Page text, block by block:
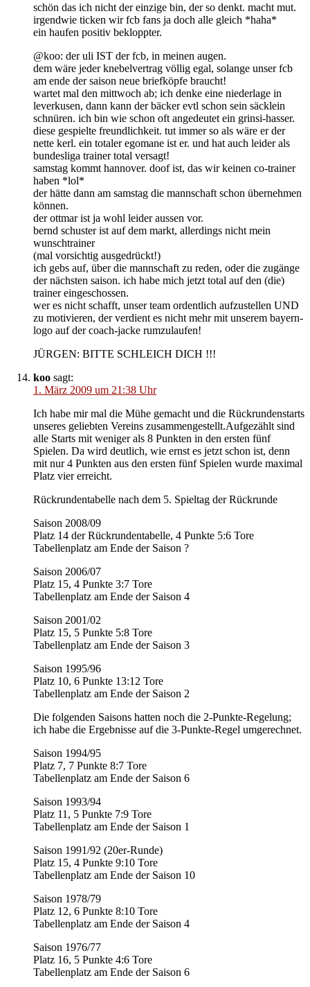
schön das ich nicht der einzige bin, der so denkt. macht mut.
irgendwie ticken wir fcb fans ja doch alle gleich *haha*
ein haufen positiv bekloppter.
@koo: der uli IST der fcb, in meinen augen.
dem wäre jeder knebelvertrag völlig egal, solange unser fcb
am ende der saison neue briefköpfe braucht!
wartet mal den mittwoch ab; ich denke eine niederlage in
leverkusen, dann kann der bäcker evtl schon sein säcklein
schnüren. ich bin wie schon oft angedeutet ein grinsi-hasser.
diese gespielte freundlichkeit. tut immer so als wäre er der
nette kerl. ein totaler egomane ist er. und hat auch leider als
bundesliga trainer total versagt!
samstag kommt hannover. doof ist, das wir keinen co-trainer
haben *lol*
der hätte dann am samstag die mannschaft schon übernehmen
können.
der ottmar ist ja wohl leider aussen vor.
bernd schuster ist auf dem markt, allerdings nicht mein
wunschtrainer
(mal vorsichtig ausgedrückt!)
ich gebs auf, über die mannschaft zu reden, oder die zugänge
der nächsten saison. ich habe mich jetzt total auf den (die)
trainer eingeschossen.
wer es nicht schafft, unser team ordentlich aufzustellen UND
zu motivieren, der verdient es nicht mehr mit unserem bayern-
logo auf der coach-jacke rumzulaufen!
JÜRGEN: BITTE SCHLEICH DICH !!!
koo sagt:
1. März 2009 um 21:38 Uhr
Ich habe mir mal die Mühe gemacht und die Rückrundenstarts
unseres geliebten Vereins zusammengestellt.Aufgezählt sind
alle Starts mit weniger als 8 Punkten in den ersten fünf
Spielen. Da wird deutlich, wie ernst es jetzt schon ist, denn
mit nur 4 Punkten aus den ersten fünf Spielen wurde maximal
Platz vier erreicht.
Rückrundentabelle nach dem 5. Spieltag der Rückrunde
Saison 2008/09
Platz 14 der Rückrundentabelle, 4 Punkte 5:6 Tore
Tabellenplatz am Ende der Saison ?
Saison 2006/07
Platz 15, 4 Punkte 3:7 Tore
Tabellenplatz am Ende der Saison 4
Saison 2001/02
Platz 15, 5 Punkte 5:8 Tore
Tabellenplatz am Ende der Saison 3
Saison 1995/96
Platz 10, 6 Punkte 13:12 Tore
Tabellenplatz am Ende der Saison 2
Die folgenden Saisons hatten noch die 2-Punkte-Regelung;
ich habe die Ergebnisse auf die 3-Punkte-Regel umgerechnet.
Saison 1994/95
Platz 7, 7 Punkte 8:7 Tore
Tabellenplatz am Ende der Saison 6
Saison 1993/94
Platz 11, 5 Punkte 7:9 Tore
Tabellenplatz am Ende der Saison 1
Saison 1991/92 (20er-Runde)
Platz 15, 4 Punkte 9:10 Tore
Tabellenplatz am Ende der Saison 10
Saison 1978/79
Platz 12, 6 Punkte 8:10 Tore
Tabellenplatz am Ende der Saison 4
Saison 1976/77
Platz 16, 5 Punkte 4:6 Tore
Tabellenplatz am Ende der Saison 6